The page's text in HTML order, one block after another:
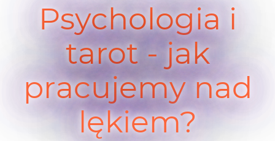
Psychologia i
tarot - jak
pracujemy nad
lękiem?